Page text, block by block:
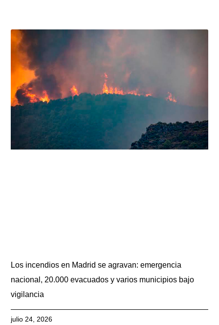
Los incendios en Madrid se agravan: emergencia
nacional, 20.000 evacuados y varios municipios bajo
vigilancia
julio 24, 2026